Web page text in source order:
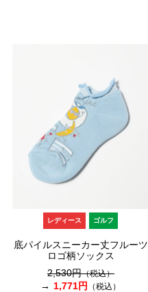
レディース ゴルフ
底パイルスニーカー丈フルーツ
ロゴ柄ソックス
2,530円（税込）
1,771円 （税込）